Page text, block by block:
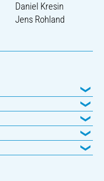
Daniel Kresin
Jens Rohland